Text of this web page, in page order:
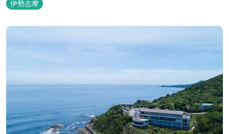
ら、徒歩2分です。
伊勢志摩